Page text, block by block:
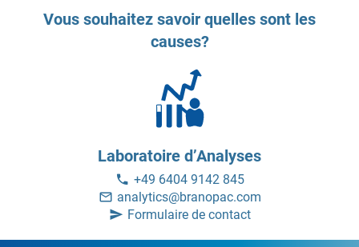
Vous souhaitez savoir quelles sont les
causes?
Laboratoire d’Analyses
+49 6404 9142 845
analytics@branopac.com
Formulaire de contact